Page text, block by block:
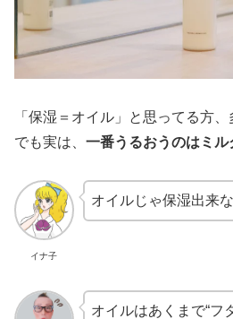
「保湿＝オイル」と思ってる方
でも実は、 一番うるおうのはミル
イナ子
オイルじゃ保湿出来
オイルはあくまで“フ